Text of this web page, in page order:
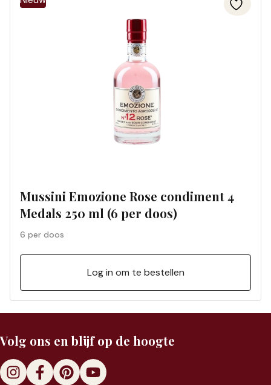
Mussini Emozione Rose condiment 4
Medals 250 ml (6 per doos)
6 per doos
Log in om te bestellen
Volg ons en blijf op de hoogte